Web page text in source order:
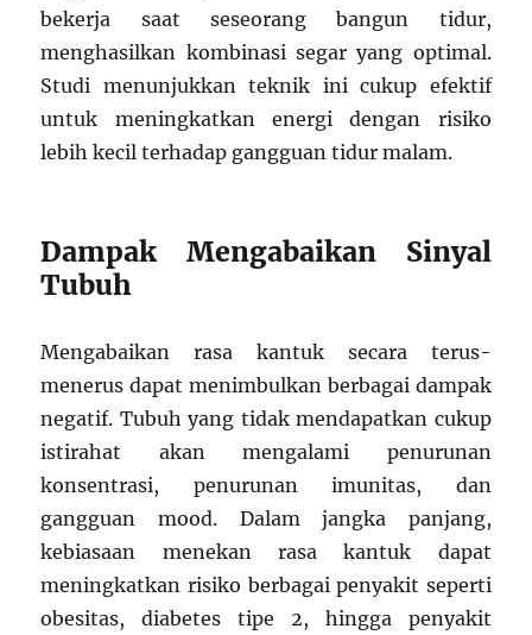
bekerja saat seseorang bangun tidur,
menghasilkan kombinasi segar yang optimal.
Studi menunjukkan teknik ini cukup efektif
untuk meningkatkan energi dengan risiko
lebih kecil terhadap gangguan tidur malam.
Dampak Mengabaikan Sinyal
Tubuh
Mengabaikan rasa kantuk secara terus-
menerus dapat menimbulkan berbagai dampak
negatif. Tubuh yang tidak mendapatkan cukup
istirahat akan mengalami penurunan
konsentrasi, penurunan imunitas, dan
gangguan mood. Dalam jangka panjang,
kebiasaan menekan rasa kantuk dapat
meningkatkan risiko berbagai penyakit seperti
obesitas, diabetes tipe 2, hingga penyakit